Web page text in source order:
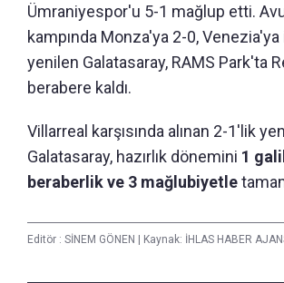
Ümraniyespor'u 5-1 mağlup etti.
kampında Monza'ya 2-0,
yenilen Galatasaray, RAMS Park'ta
berabere kaldı.
Villarreal karşısında alınan 2-1'lik
Galatasaray, hazırlık dönemini 1
beraberlik ve 3 mağlubiyetle
Editör : SİNEM GÖNEN | Kaynak: İHLAS HABER